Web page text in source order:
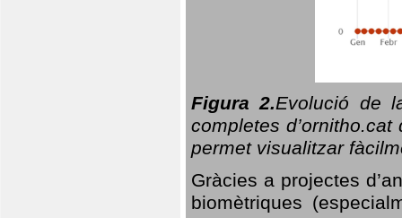
Figura 2.Evolució de
completes
permet visualitzar
Gràcies a projectes
biomètriques